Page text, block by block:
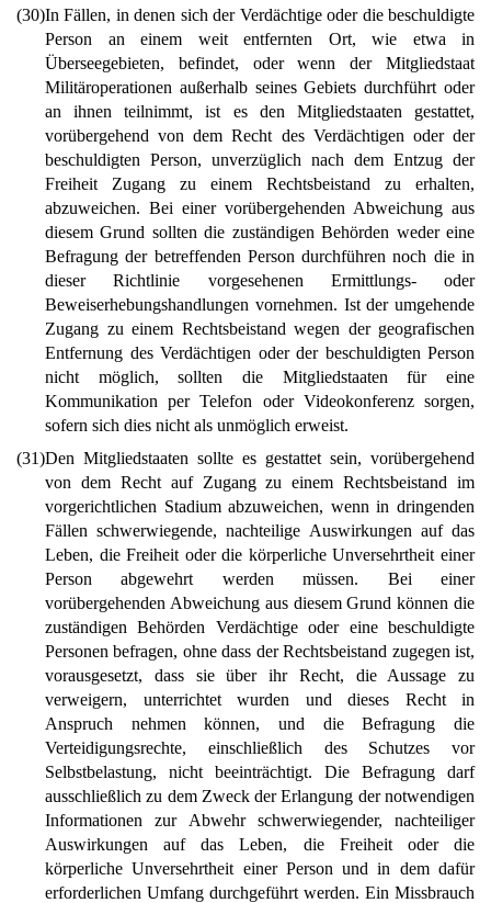
(30)In Fällen, in denen sich der Verdächtige oder die beschuldigte
Person an einem weit entfernten Ort, wie etwa in
Überseegebieten, befindet, oder wenn der Mitgliedstaat
Militäroperationen außerhalb seines Gebiets durchführt oder
an ihnen teilnimmt, ist es den Mitgliedstaaten gestattet,
vorübergehend von dem Recht des Verdächtigen oder der
beschuldigten Person, unverzüglich nach dem Entzug der
Freiheit Zugang zu einem Rechtsbeistand zu erhalten,
abzuweichen. Bei einer vorübergehenden Abweichung aus
diesem Grund sollten die zuständigen Behörden weder eine
Befragung der betreffenden Person durchführen noch die in
dieser Richtlinie vorgesehenen Ermittlungs- oder
Beweiserhebungshandlungen vornehmen. Ist der umgehende
Zugang zu einem Rechtsbeistand wegen der geografischen
Entfernung des Verdächtigen oder der beschuldigten Person
nicht möglich, sollten die Mitgliedstaaten für eine
Kommunikation per Telefon oder Videokonferenz sorgen,
sofern sich dies nicht als unmöglich erweist.
(31)Den Mitgliedstaaten sollte es gestattet sein, vorübergehend
von dem Recht auf Zugang zu einem Rechtsbeistand im
vorgerichtlichen Stadium abzuweichen, wenn in dringenden
Fällen schwerwiegende, nachteilige Auswirkungen auf das
Leben, die Freiheit oder die körperliche Unversehrtheit einer
Person abgewehrt werden müssen. Bei einer
vorübergehenden Abweichung aus diesem Grund können die
zuständigen Behörden Verdächtige oder eine beschuldigte
Personen befragen, ohne dass der Rechtsbeistand zugegen ist,
vorausgesetzt, dass sie über ihr Recht, die Aussage zu
verweigern, unterrichtet wurden und dieses Recht in
Anspruch nehmen können, und die Befragung die
Verteidigungsrechte, einschließlich des Schutzes vor
Selbstbelastung, nicht beeinträchtigt. Die Befragung darf
ausschließlich zu dem Zweck der Erlangung der notwendigen
Informationen zur Abwehr schwerwiegender, nachteiliger
Auswirkungen auf das Leben, die Freiheit oder die
körperliche Unversehrtheit einer Person und in dem dafür
erforderlichen Umfang durchgeführt werden. Ein Missbrauch